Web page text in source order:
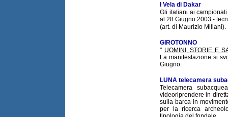
I Vela di Dakar
Gli italiani ai
al 28 Giugno 2003 -
(art. di Maurizio Miliani).
GIROTONNO
" UOMINI, STORIE E
La manifestazione si
Giugno.
LUNA telecamera
Telecamera
videoriprendere in
sulla barca in
per la ricerca